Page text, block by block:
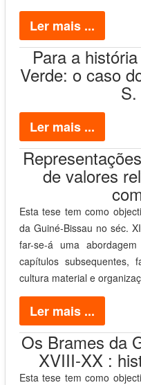
Ler mais ...
Para a
Verde: o caso
Ler mais ...
de valores
Esta tese tem como
da Guiné-Bissau no séc.
far-se-á uma
capítulos subsequentes,
cultura material e
Ler mais ...
Os Brames da
XVIII-XX :
Esta tese tem como